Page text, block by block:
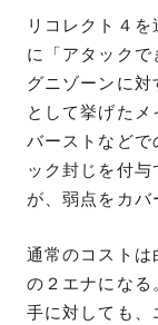
リコレクト４
に「アタック
グニゾーンに
として挙げた
バーストなどで
ック封じを付
が、弱点をカバ
通常のコストは
の２エナになる
手に対しても、